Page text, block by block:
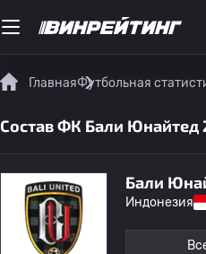
ГлавнаяФутбольная
Состав ФК Бали Юнайтед
Бали
Индонезия